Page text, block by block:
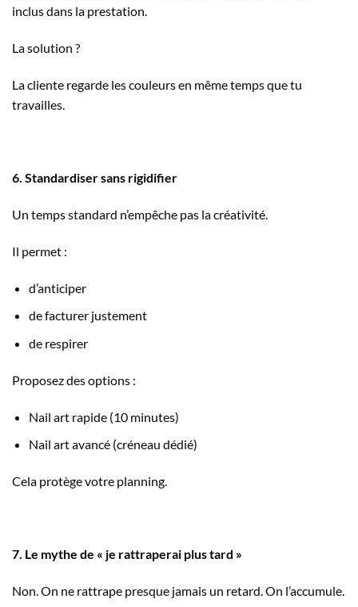
inclus dans la prestation.
La solution ?
La cliente regarde les couleurs en même temps que tu
travailles.
6. Standardiser sans rigidifier
Un temps standard n’empêche pas la créativité.
Il permet :
d’anticiper
de facturer justement
de respirer
Proposez des options :
Nail art rapide (10 minutes)
Nail art avancé (créneau dédié)
Cela protège votre planning.
7. Le mythe de « je rattraperai plus tard »
Non. On ne rattrape presque jamais un retard. On l’accumule.